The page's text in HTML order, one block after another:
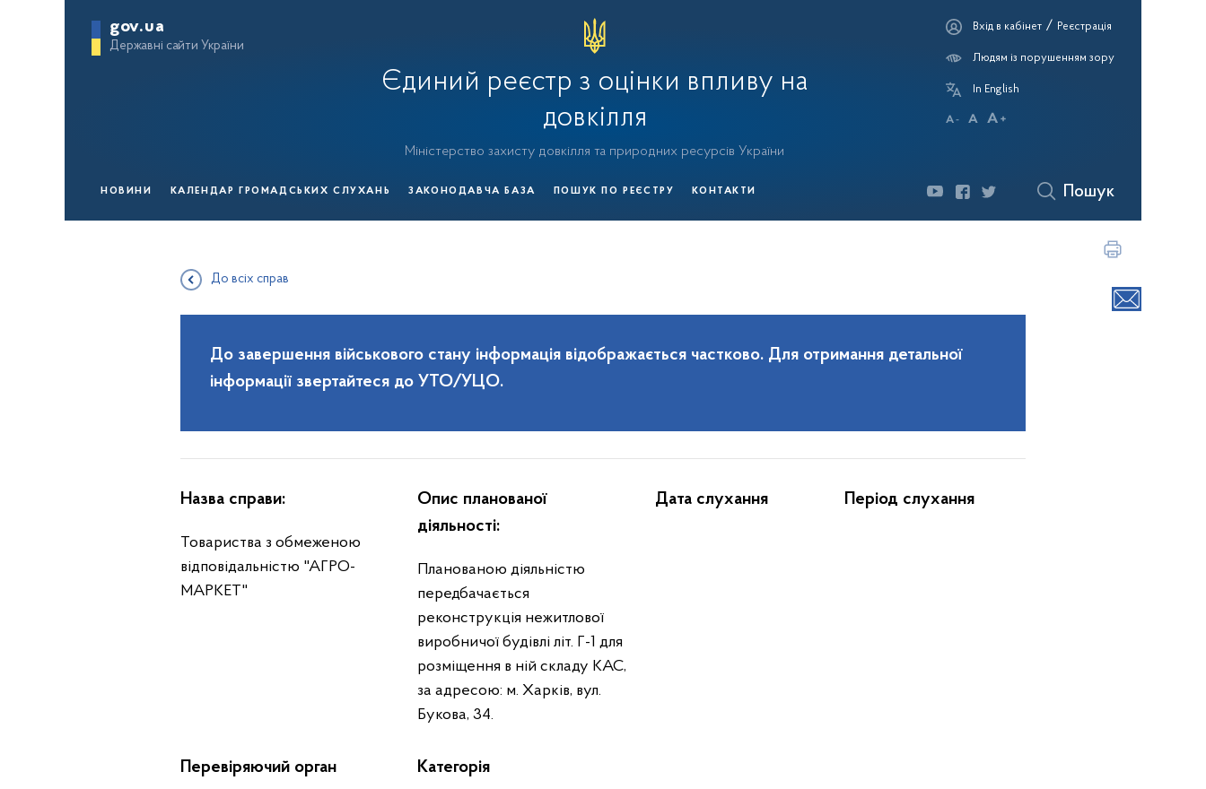
gov.ua
Державні сайти України
Єдиний реєстр з оцінки впливу на
довкілля
Міністерство захисту довкілля та природних ресурсів України
Вхід в кабінет / Реєстрація
Людям із порушенням зору
In English
НОВИНИ КАЛЕНДАР ГРОМАДСЬКИХ СЛУХАНЬ ЗАКОНОДАВЧА БАЗА ПОШУК ПО РЕЄСТРУ КОНТАКТИ Пошук
До всіх справ
До завершення військового стану інформація відображається частково. Для отримання детальної
інформації звертайтеся до УТО/УЦО.
Назва справи:
Товариства з обмеженою
відповідальністю "АГРО-
МАРКЕТ"
Опис планованої
діяльності:
Планованою діяльністю
передбачається
реконструкція нежитлової
виробничої будівлі літ. Г-1 для
розміщення в ній складу КАС,
за адресою: м. Харків, вул.
Букова, 34.
Дата слухання Період слухання
Перевіряючий орган Категорія